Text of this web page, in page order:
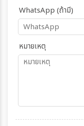
WhatsApp (ถ้ามี)
หมายเหตุ